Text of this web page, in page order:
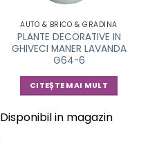
AUTO & BRICO & GRADINA
PLANTE DECORATIVE IN
GHIVECI MANER LAVANDA
G64-6
CITEȘTE MAI MULT
Disponibil in magazin